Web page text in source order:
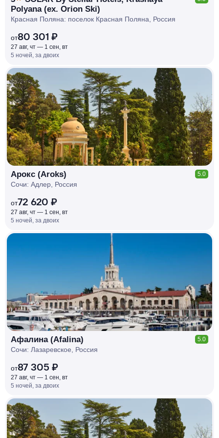
Polyana (ex. Orion Ski)
Красная Поляна: поселок Красная Поляна, Россия
от80 301 ₽
27 авг, чт — 1 сен, вт
5 ночей, за двоих
КЕШБЭК
РУБЛЯ
МИ
Д
О 7
%
Арокс (Aroks) 5.0
Сочи: Адлер, Россия
от72 620 ₽
27 авг, чт — 1 сен, вт
5 ночей, за двоих
РУБЛЯ
МИ
Д
О 7
Афалина (Afalina) 5.0
Сочи: Лазаревское, Россия
от87 305 ₽
27 авг, чт — 1 сен, вт
5 ночей, за двоих
КЕШБЭК
РУБЛЯ
МИ
Д
О 7
%